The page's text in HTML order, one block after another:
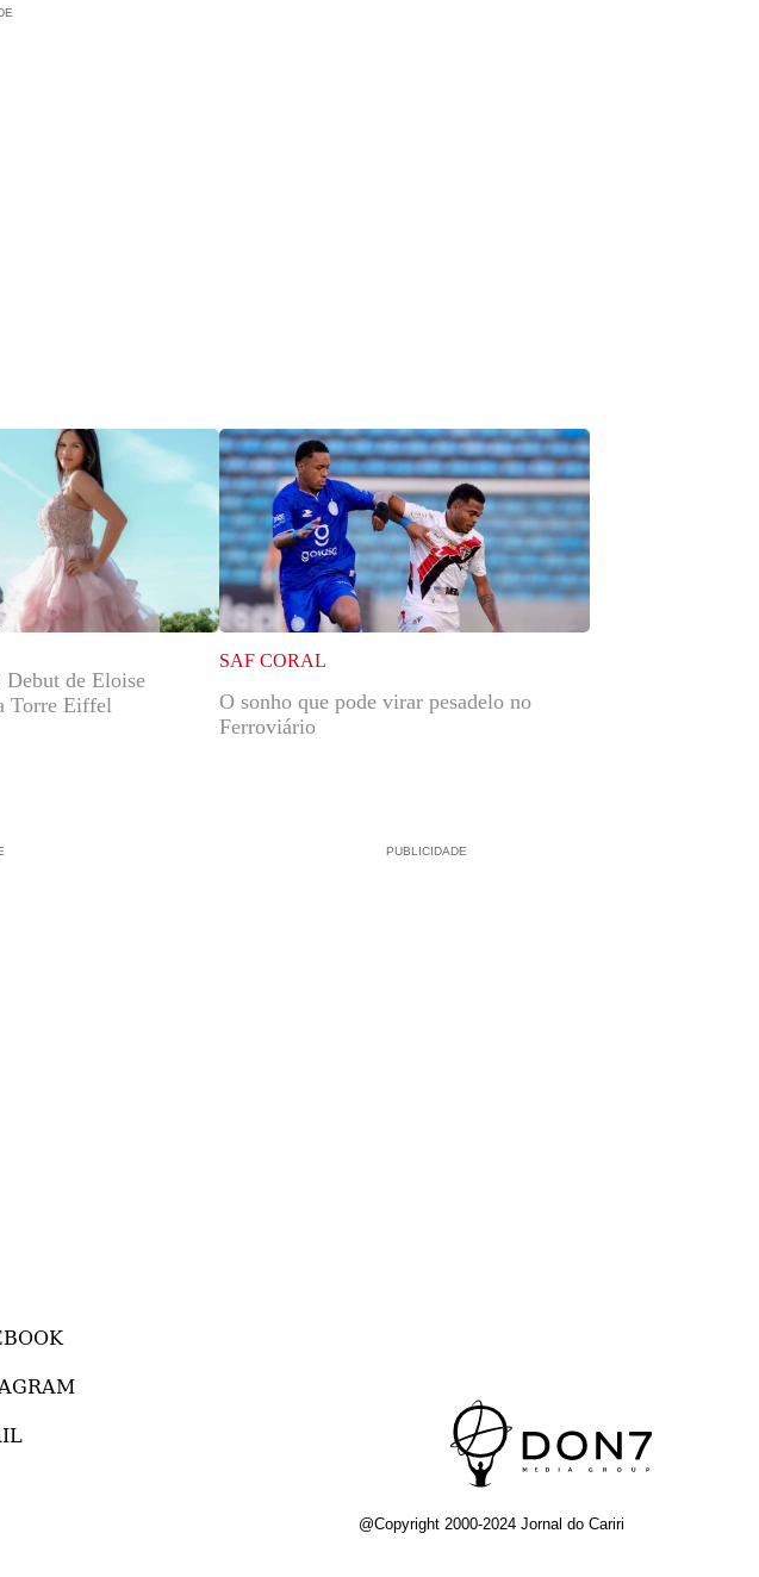
de Eloise
Torre Eiffel
SAF CORAL
O sonho que pode virar pesadelo no
Ferroviário
PUBLICIDADE
@Copyright 2000-2024 Jornal do Cariri